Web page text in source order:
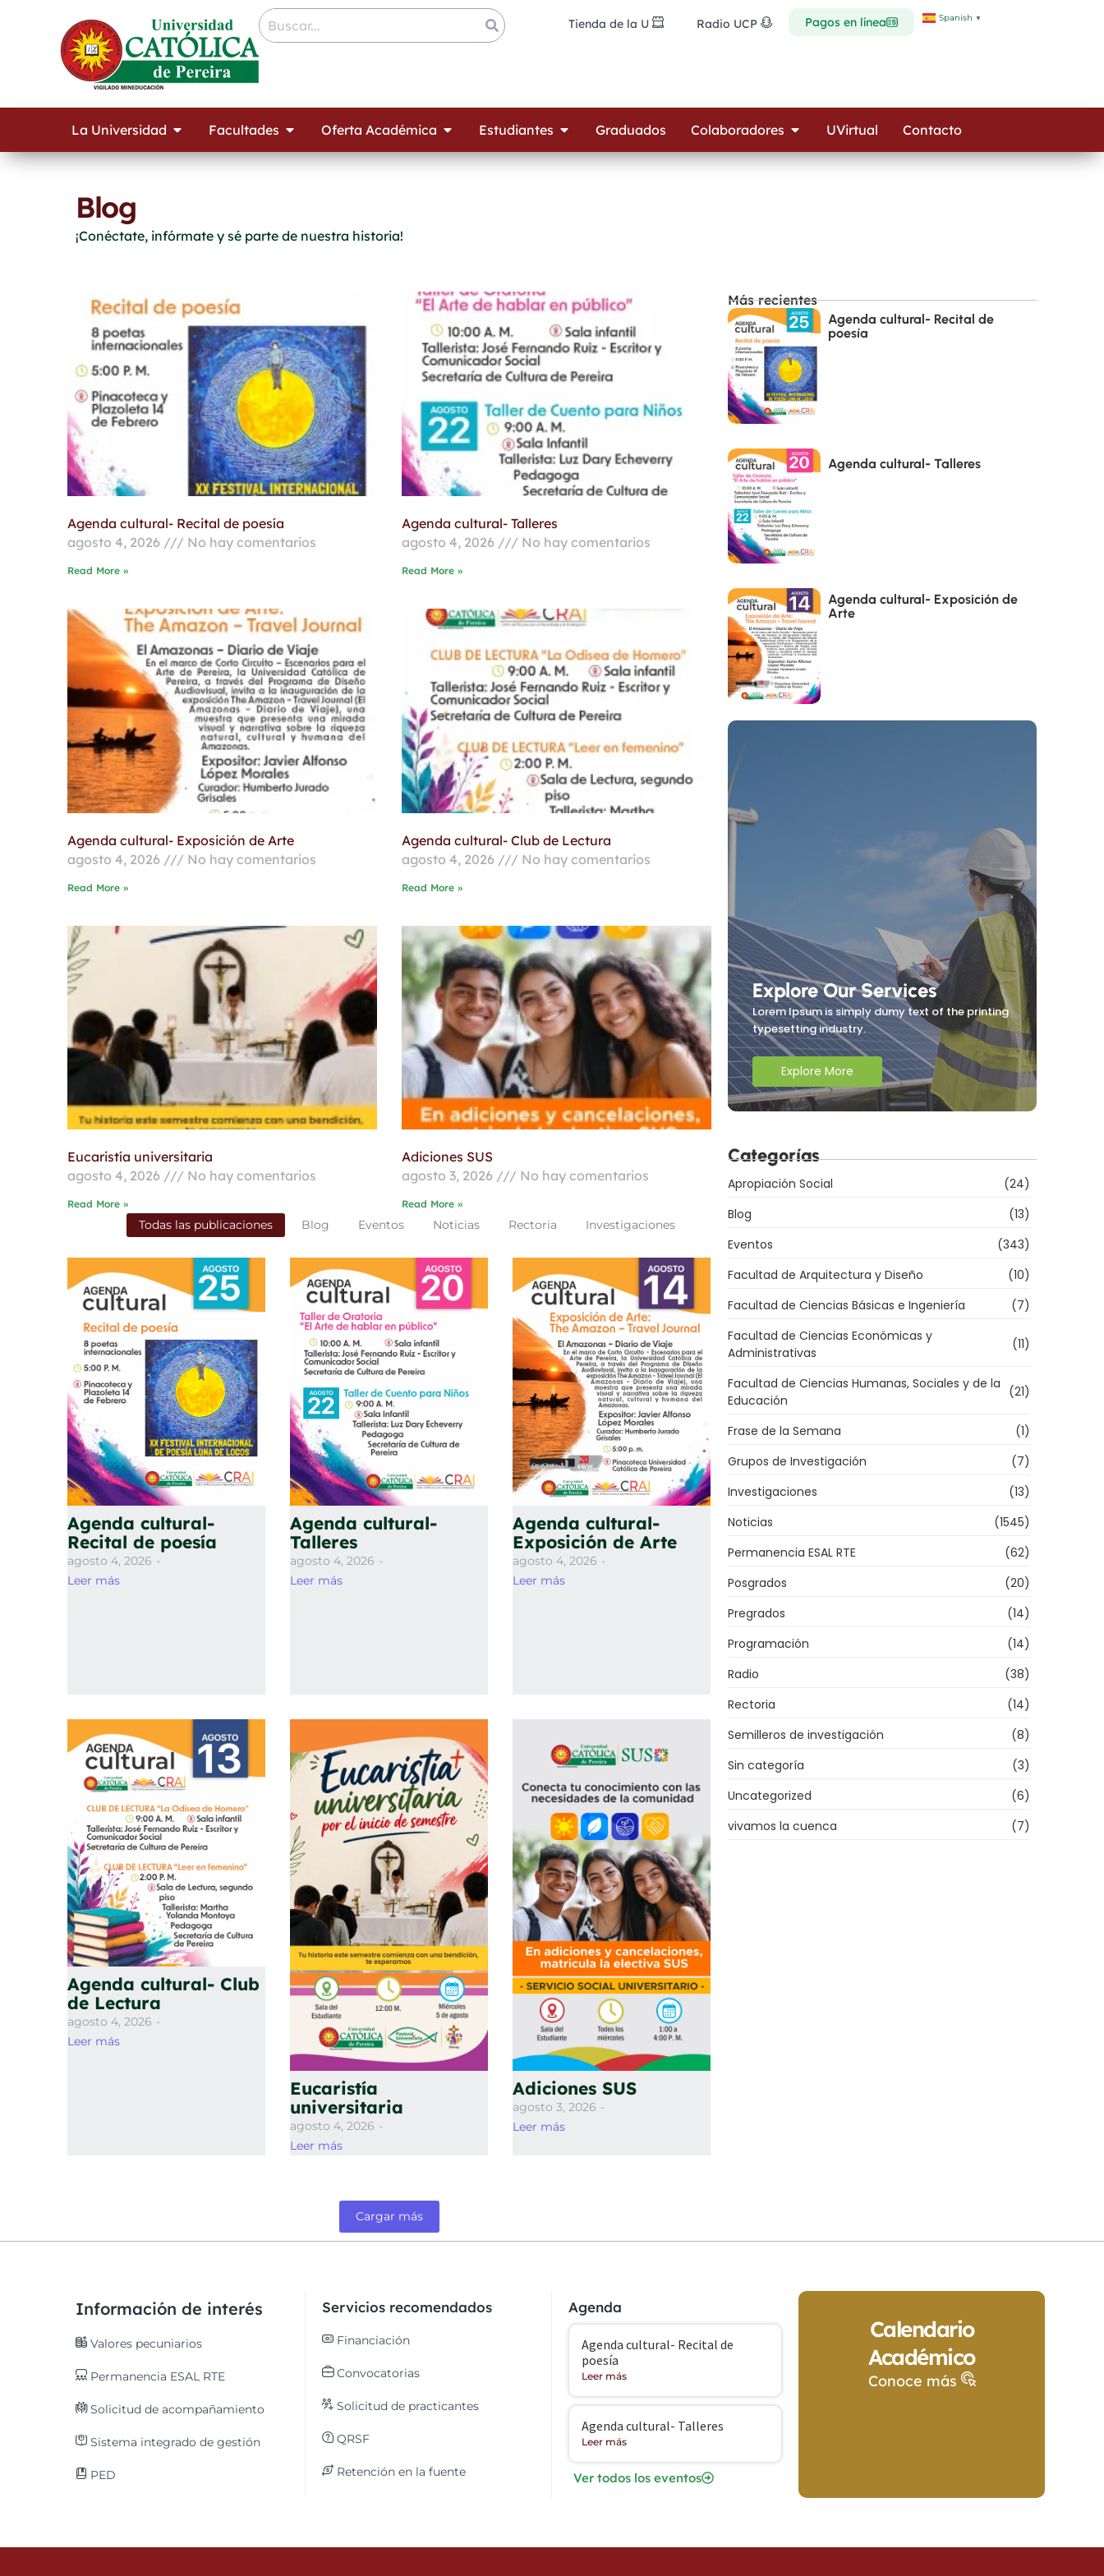
Tienda de la U Radio UCP Pagos en línea Spanish ▼
La Universidad Open La Universidad
Facultades Open Facultades
Oferta Académica Open Oferta Académica
Estudiantes Open Estudiantes
Graduados Colaboradores Open Colaboradores
UVirtual Contacto
Blog
¡Conéctate, infórmate y sé parte de nuestra historia!
Agenda cultural- Recital de poesía
agosto 4, 2026
No hay comentarios
Read More »
Agenda cultural- Talleres
agosto 4, 2026
No hay comentarios
Read More »
Agenda cultural- Exposición de Arte
agosto 4, 2026
No hay comentarios
Read More »
Agenda cultural- Club de Lectura
agosto 4, 2026
No hay comentarios
Read More »
Eucaristía universitaria
agosto 4, 2026
No hay comentarios
Read More »
Adiciones SUS
agosto 3, 2026
No hay comentarios
Read More »
Todas las publicaciones Blog Eventos Noticias Rectoria Investigaciones
Agenda cultural-
Recital de poesía
agosto 4, 2026 -
Leer más
Agenda cultural-
Talleres
agosto 4, 2026 -
Leer más
Agenda cultural-
Exposición de Arte
agosto 4, 2026 -
Leer más
Agenda cultural- Club
de Lectura
agosto 4, 2026 -
Leer más
Eucaristía
universitaria
agosto 4, 2026 -
Leer más
Adiciones SUS
agosto 3, 2026 -
Leer más
Cargar más
Más recientes
Agenda cultural- Recital de
poesía
Agenda cultural- Talleres
Agenda cultural- Exposición de
Arte
Explore Our Services
Lorem Ipsum is simply dumy text of the printing
typesetting industry.
Explore More
Categorías
Apropiación Social
(24)
Blog
(13)
Eventos
(343)
Facultad de Arquitectura y Diseño
(10)
Facultad de Ciencias Básicas e Ingeniería
(7)
Facultad de Ciencias Económicas y
Administrativas
(11)
Facultad de Ciencias Humanas, Sociales y de la
Educación
(21)
Frase de la Semana
(1)
Grupos de Investigación
(7)
Investigaciones
(13)
Noticias
(1545)
Permanencia ESAL RTE
(62)
Posgrados
(20)
Pregrados
(14)
Programación
(14)
Radio
(38)
Rectoria
(14)
Semilleros de investigación
(8)
Sin categoría
(3)
Uncategorized
(6)
vivamos la cuenca
(7)
Información de interés
Valores pecuniarios
Permanencia ESAL RTE
Solicitud de acompañamiento
Sistema integrado de gestión
PED
Servicios recomendados
Financiación
Convocatorias
Solicitud de practicantes
QRSF
Retención en la fuente
Agenda
Agenda cultural- Recital de
poesía
Leer más
Agenda cultural- Talleres
Leer más
Ver todos los eventos
Calendario
Académico
Conoce más